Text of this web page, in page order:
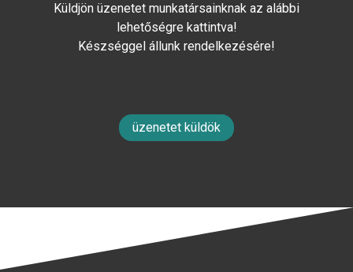
Küldjön üzenetet munkatársainknak az alábbi
lehetőségre kattintva!
Készséggel állunk rendelkezésére!
üzenetet küldök